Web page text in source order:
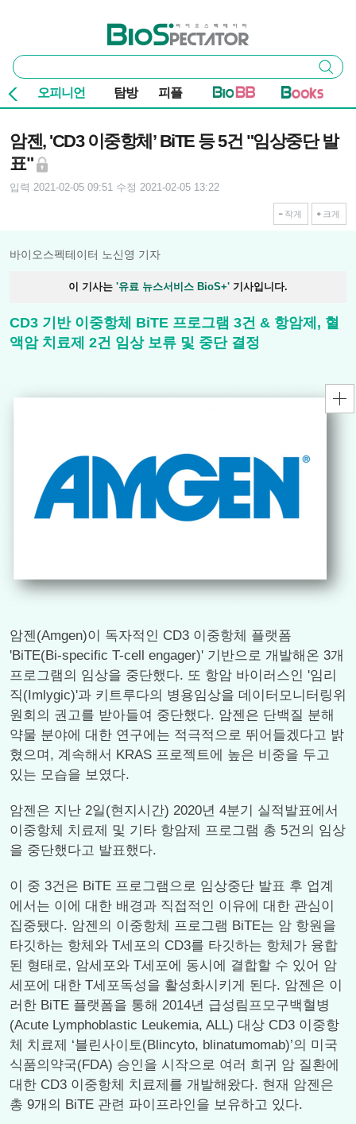
바이오스펙테이터
통
합
검
색
검색
오피니언 탐방 피플
암젠, 'CD3 이중항체’ BiTE 등 5건 "임상중단 발
표"
입력 2021-02-05 09:51 수정 2021-02-05 13:22
작게 크게
바이오스펙테이터 노신영 기자
이 기사는 '유료 뉴스서비스 BioS+' 기사입니다.
CD3 기반 이중항체 BiTE 프로그램 3건 & 항암제, 혈
액암 치료제 2건 임상 보류 및 중단 결정
암젠(Amgen)이 독자적인 CD3 이중항체 플랫폼
'BiTE(Bi-specific T-cell engager)' 기반으로 개발해온 3개
프로그램의 임상을 중단했다. 또 항암 바이러스인 '임리
직(Imlygic)'과 키트루다의 병용임상을 데이터모니터링위
원회의 권고를 받아들여 중단했다. 암젠은 단백질 분해
약물 분야에 대한 연구에는 적극적으로 뛰어들겠다고 밝
혔으며, 계속해서 KRAS 프로젝트에 높은 비중을 두고
있는 모습을 보였다.
암젠은 지난 2일(현지시간) 2020년 4분기 실적발표에서
이중항체 치료제 및 기타 항암제 프로그램 총 5건의 임상
을 중단했다고 발표했다.
이 중 3건은 BiTE 프로그램으로 임상중단 발표 후 업계
에서는 이에 대한 배경과 직접적인 이유에 대한 관심이
집중됐다. 암젠의 이중항체 프로그램 BiTE는 암 항원을
타깃하는 항체와 T세포의 CD3를 타깃하는 항체가 융합
된 형태로, 암세포와 T세포에 동시에 결합할 수 있어 암
세포에 대한 T세포독성을 활성화시키게 된다. 암젠은 이
러한 BiTE 플랫폼을 통해 2014년 급성림프모구백혈병
(Acute Lymphoblastic Leukemia, ALL) 대상 CD3 이중항
체 치료제 ‘블린사이토(Blincyto, blinatumomab)’의 미국
식품의약국(FDA) 승인을 시작으로 여러 희귀 암 질환에
대한 CD3 이중항체 치료제를 개발해왔다. 현재 암젠은
총 9개의 BiTE 관련 파이프라인을 보유하고 있다.